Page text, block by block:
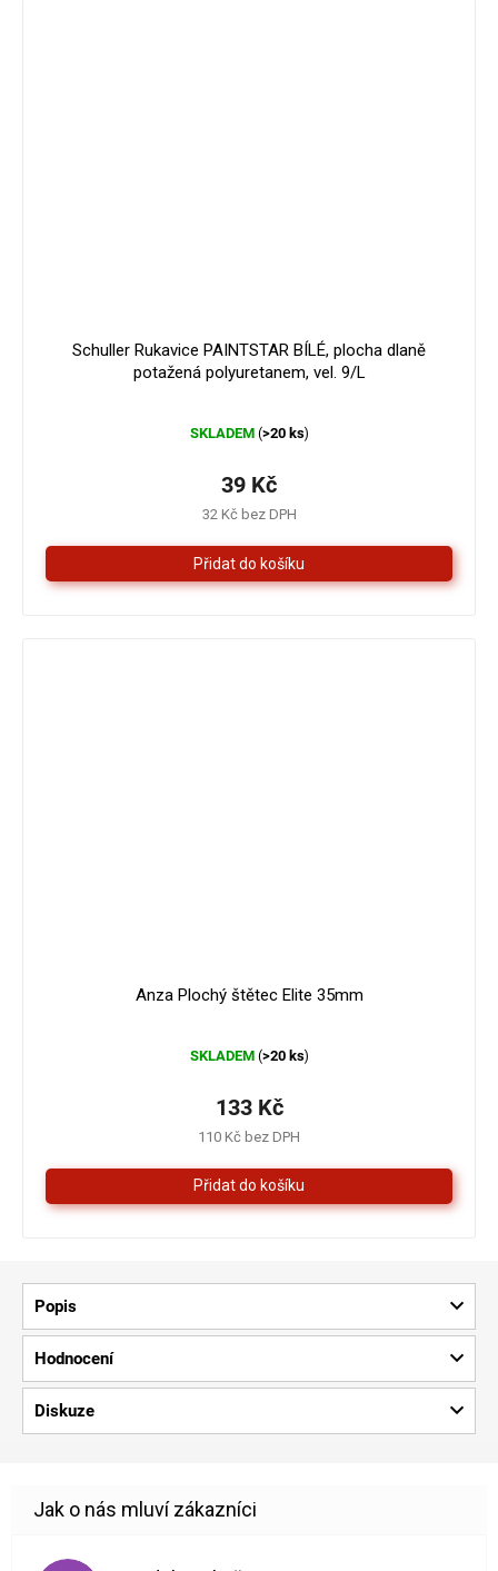
Schuller Rukavice PAINTSTAR BÍLÉ, plocha dlaně
potažená polyuretanem, vel. 9/L
hodnocení
je
z
5
hvězdiček.
SKLADEM (>20 ks)
32 Kč bez DPH
39 Kč
Anza Plochý štětec Elite 35mm
hodnocení
je
5,0
z
5
hvězdiček.
SKLADEM (>20 ks)
110 Kč bez DPH
133 Kč
Popis
Hodnocení
Diskuze